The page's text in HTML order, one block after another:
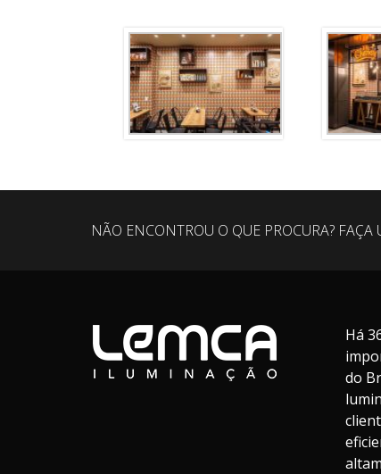
NÃO ENCONTROU O QUE PROCURA? FAÇA
Há
do